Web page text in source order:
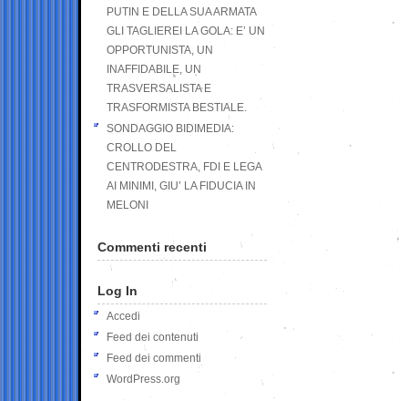
PUTIN E DELLA SUA ARMATA
GLI TAGLIEREI LA GOLA: E’ UN
OPPORTUNISTA, UN
INAFFIDABILE, UN
TRASVERSALISTA E
TRASFORMISTA BESTIALE.
SONDAGGIO BIDIMEDIA:
CROLLO DEL
CENTRODESTRA, FDI E LEGA
AI MINIMI, GIU’ LA FIDUCIA IN
MELONI
Commenti recenti
Log In
Accedi
Feed dei contenuti
Feed dei commenti
WordPress.org